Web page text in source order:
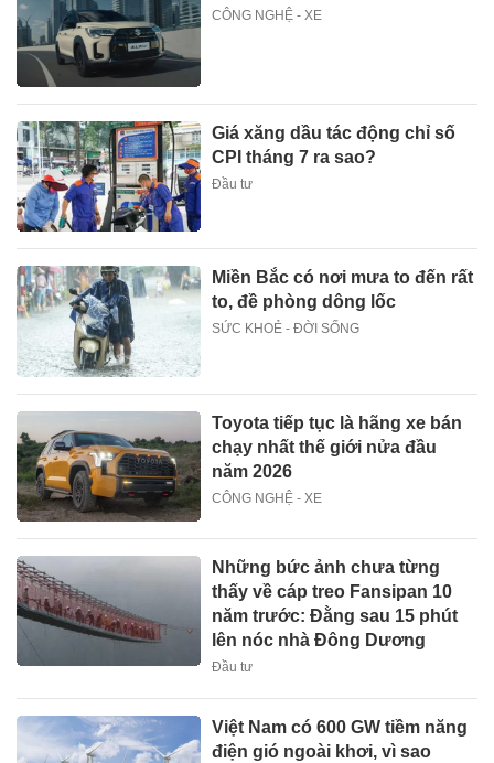
CÔNG NGHỆ - XE
Giá xăng dầu tác động chỉ số
CPI tháng 7 ra sao?
Đầu tư
Miền Bắc có nơi mưa to đến rất
to, đề phòng dông lốc
SỨC KHOẺ - ĐỜI SỐNG
Toyota tiếp tục là hãng xe bán
chạy nhất thế giới nửa đầu
năm 2026
CÔNG NGHỆ - XE
Những bức ảnh chưa từng
thấy về cáp treo Fansipan 10
năm trước: Đằng sau 15 phút
lên nóc nhà Đông Dương
Đầu tư
Việt Nam có 600 GW tiềm năng
điện gió ngoài khơi, vì sao